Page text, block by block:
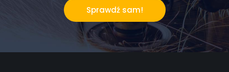
Sprawdź sam!